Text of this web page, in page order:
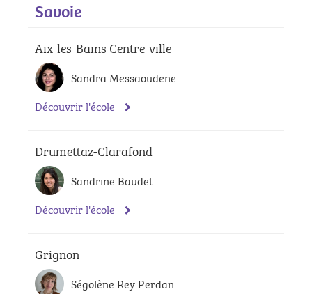
Savoie
Aix-les-Bains Centre-ville
Sandra Messaoudene
Découvrir l'école
Drumettaz-Clarafond
Sandrine Baudet
Découvrir l'école
Grignon
Ségolène Rey Perdan